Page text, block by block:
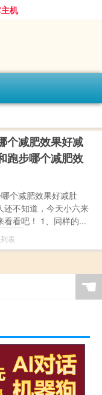
机
个减肥效果好减
跑步哪个减肥效
个减肥效果好减肚
还不知道，今天小六来
看看吧！ 1、同样的...
表
☚